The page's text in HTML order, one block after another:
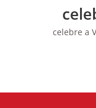
celebre a